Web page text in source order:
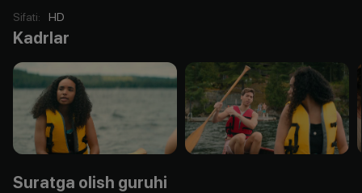
Sifati: HD
Kadrlar
Suratga olish guruhi